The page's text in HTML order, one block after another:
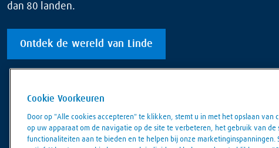
dan 80 landen.
Ontdek de wereld van Linde
Cookie Voorkeuren
Door op "Alle cookies accepteren" te klikken, stemt u in met het opslaan van
op uw apparaat om de navigatie op de site te verbeteren, het gebruik van de
functionaliteiten aan te bieden en te helpen bij onze marketinginspanningen.